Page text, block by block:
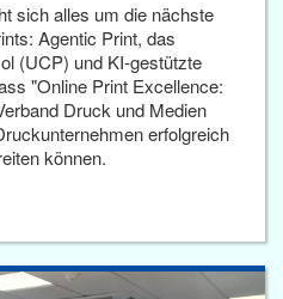
sich alles um die nächste
Agentic Print, das
(UCP) und KI-gestützte
"Online Print Excellence:
Druck und Medien
erfolgreich
können.